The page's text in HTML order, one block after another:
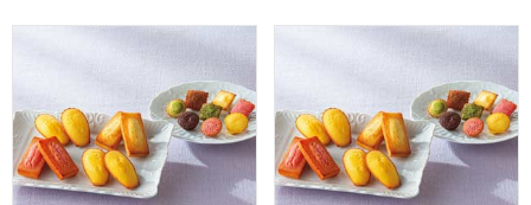
アンリ・シャルパンティエ ひょうご五國豊穣アソート M【
アンリ・シャルパンティエ